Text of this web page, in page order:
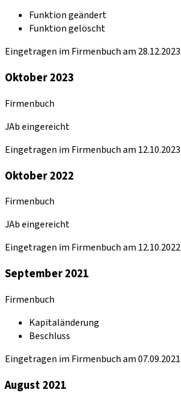
Funktion geändert
Funktion gelöscht
Eingetragen im Firmenbuch am 28.12.2023
Oktober 2023
Firmenbuch
JAb eingereicht
Eingetragen im Firmenbuch am 12.10.2023
Oktober 2022
Firmenbuch
JAb eingereicht
Eingetragen im Firmenbuch am 12.10.2022
September 2021
Firmenbuch
Kapitaländerung
Beschluss
Eingetragen im Firmenbuch am 07.09.2021
August 2021